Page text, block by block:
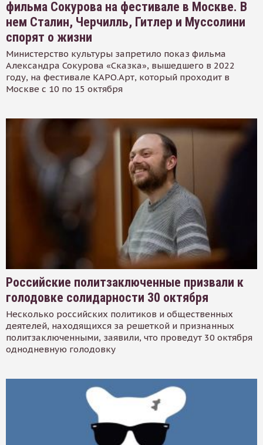
фильма Сокурова на фестивале в Москве. В
нем Сталин, Черчилль, Гитлер и Муссолини
спорят о жизни
Министерство культуры запретило показ фильма
Александра Сокурова «Сказка», вышедшего в 2022
году, на фестивале КАРО.Арт, который проходит в
Москве с 10 по 15 октября
Российские политзаключенные призвали к
голодовке солидарности 30 октября
Несколько российских политиков и общественных
деятелей, находящихся за решеткой и признанных
политзаключенными, заявили, что проведут 30 октября
однодневную голодовку